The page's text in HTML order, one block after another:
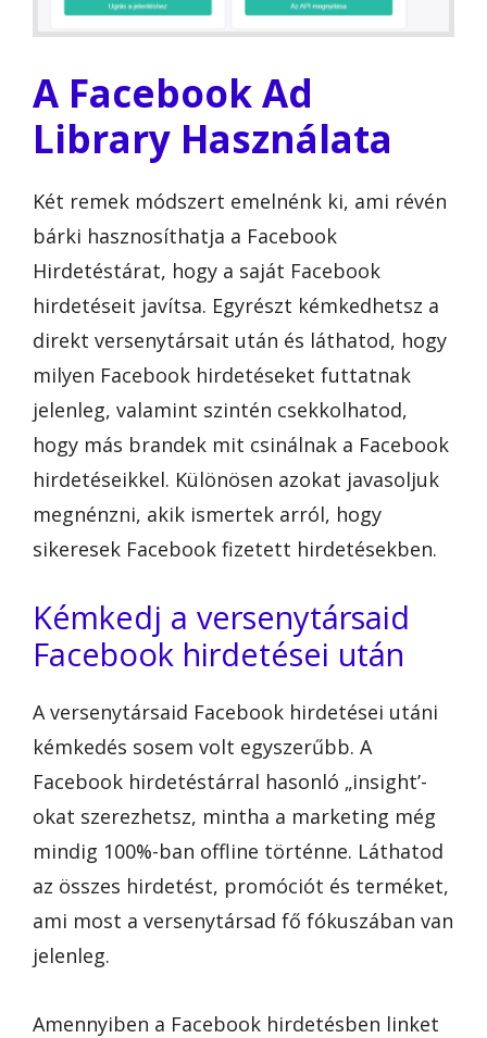
A Facebook Ad
Library Használata
Két remek módszert emelnénk ki, ami révén
bárki hasznosíthatja a Facebook
Hirdetéstárat, hogy a saját Facebook
hirdetéseit javítsa. Egyrészt kémkedhetsz a
direkt versenytársait után és láthatod, hogy
milyen Facebook hirdetéseket futtatnak
jelenleg, valamint szintén csekkolhatod,
hogy más brandek mit csinálnak a Facebook
hirdetéseikkel. Különösen azokat javasoljuk
megnénzni, akik ismertek arról, hogy
sikeresek Facebook fizetett hirdetésekben.
Kémkedj a versenytársaid
Facebook hirdetései után
A versenytársaid Facebook hirdetései utáni
kémkedés sosem volt egyszerűbb. A
Facebook hirdetéstárral hasonló „insight’-
okat szerezhetsz, mintha a marketing még
mindig 100%-ban offline történne. Láthatod
az összes hirdetést, promóciót és terméket,
ami most a versenytársad fő fókuszában van
jelenleg.
Amennyiben a Facebook hirdetésben linket